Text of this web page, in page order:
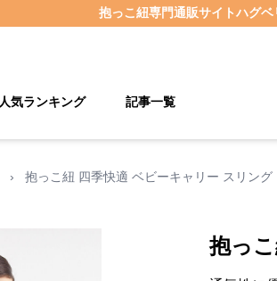
抱っこ紐専門通販サイトハグベ
人気ランキング 記事一覧
› 抱っこ紐 四季快適 ベビーキャリー スリング
抱っ